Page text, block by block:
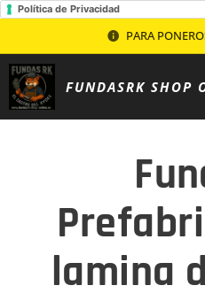
Política de Privacidad
PARA
FUNDASRK SHOP
lamina